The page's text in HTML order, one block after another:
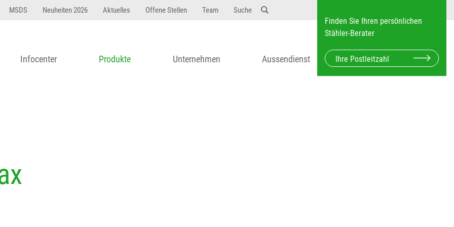
MSDS Neuheiten 2026 Aktuelles Offene Stellen Team Suche
Finden Sie Ihren persönlichen
Stähler-Berater
Infocenter Produkte Unternehmen Aussendienst
asdfW134 245 34" string(62) "Test 12 {FONT:12} Dosierungen: test 123 dfasdf asdfW134 245 34"